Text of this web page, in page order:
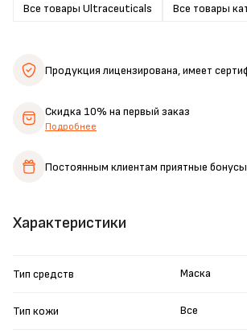
Все товары Ultraceuticals Все товары
Характеристики
Тип средств Маска
Тип кожи Все
Продукция лицензирована,имеет
Скидка 10% на первый заказ
Подробнее
Постоянным клиентам приятные бонусы